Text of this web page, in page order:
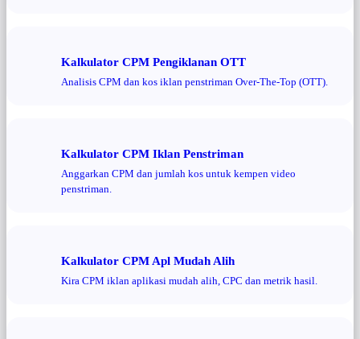
Kalkulator CPM Pengiklanan OTT
Analisis CPM dan kos iklan penstriman Over-The-Top (OTT).
Kalkulator CPM Iklan Penstriman
Anggarkan CPM dan jumlah kos untuk kempen video
penstriman.
Kalkulator CPM Apl Mudah Alih
Kira CPM iklan aplikasi mudah alih, CPC dan metrik hasil.